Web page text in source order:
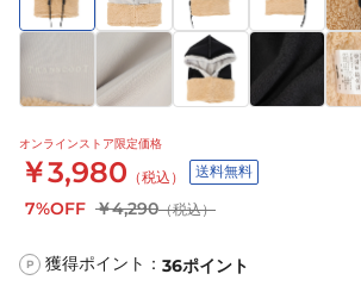
オンラインストア限定価格
￥3,980 （税込） 送料無料
7%OFF ￥4,290（税込）
P 獲得ポイント： 36ポイント